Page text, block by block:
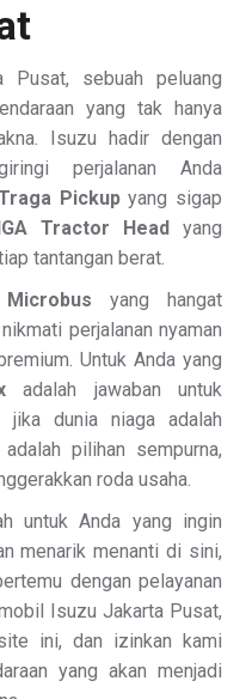
sebuah peluang
yang tak hanya
Isuzu hadir dengan
perjalanan Anda
Pickupyang sigap
Tractor Head yang
tantangan berat.
yang hangat
perjalanan nyaman
Untuk Anda yang
adalah jawaban untuk
jika dunia niaga adalah
adalah pilihan sempurna,
roda usaha.
untuk Anda yang ingin
menarik menanti di sini,
dengan pelayanan
Isuzu Jakarta Pusat,
ini, dan izinkan kami
yang akan menjadi